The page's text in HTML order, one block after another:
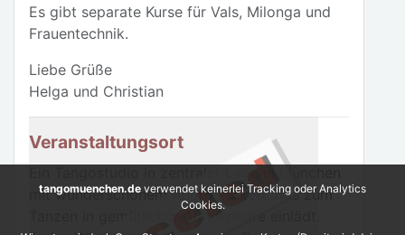
Es gibt separate Kurse für Vals, Milonga und
Frauentechnik.
Liebe Grüße
Helga und Christian
Veranstaltungsort
mit wunderschönem Ahorn Parkett, das zum
tangomuenchen.de verwendet keinerlei Tracking oder Analytics
Cookies.